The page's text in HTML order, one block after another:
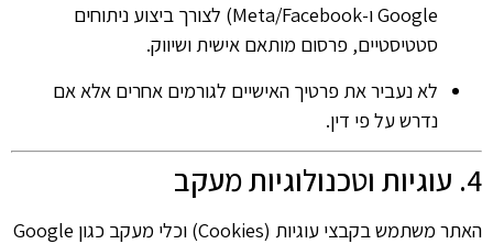
Google ו-Meta/Facebook) לצורך ביצוע ניתוחים
סטטיסטיים, פרסום מותאם אישית ושיווק.
לא נעביר את פרטיך האישיים לגורמים אחרים אלא אם
נדרש על פי דין.
4. עוגיות וטכנולוגיות מעקב
האתר משתמש בקבצי עוגיות (Cookies) וכלי מעקב כגון Google